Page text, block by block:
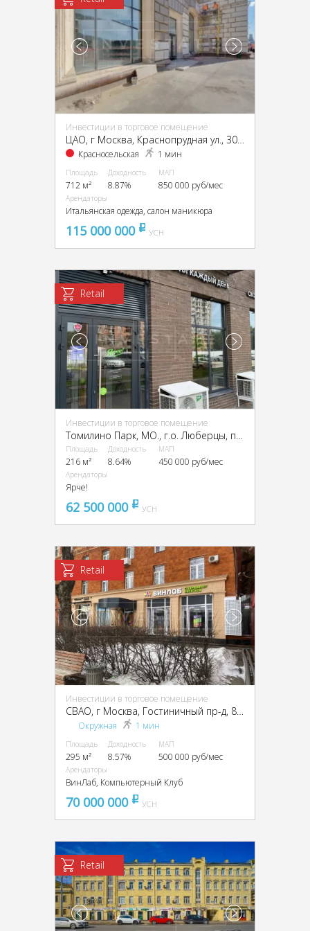
Инвестиции в торговое помещение
ЦАО, г Москва, Краснопрудная ул., 30-34, стр. 1
Красносельская 1 мин
Площадь
712 м²
Доходность
8.87%
МАП
850 000 руб/мес
Арендаторы
Итальянская одежда, салон маникюра
115 000 000 pуб
УСН
Retail
Инвестиции в торговое помещение
Площадь
216 м²
Доходность
8.64%
МАП
450 000 руб/мес
Арендаторы
Ярче!
62 500 000 pуб
УСН
Retail
Инвестиции в торговое помещение
CВАО, г Москва, Гостиничный пр-д, 8, кор. 1
Окружная 1 мин
Площадь
295 м²
Доходность
8.57%
МАП
500 000 руб/мес
Арендаторы
ВинЛаб, Компьютерный Клуб
70 000 000 pуб
УСН
Retail